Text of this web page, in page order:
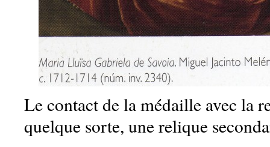
Le contact de la médaille avec la
quelque sorte, une relique